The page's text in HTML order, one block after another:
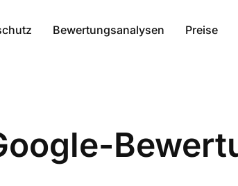
Bewertungsanalysen Preise